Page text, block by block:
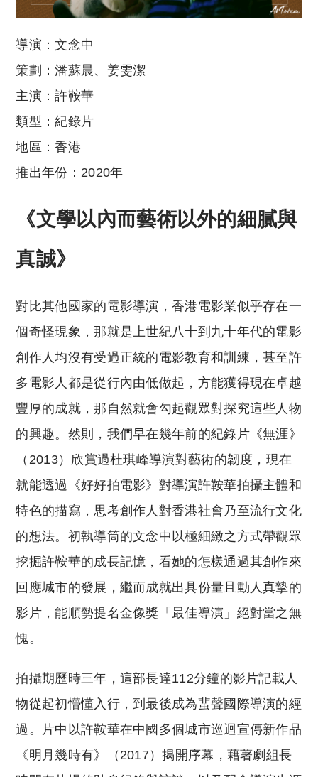
導演：文念中
策劃：潘蘇晨、姜雯潔
主演：許鞍華
類型：紀錄片
地區：香港
推出年份：2020年
《文學以內而藝術以外的細膩與
真誠》
對比其他國家的電影導演，香港電影業似乎存在一
個奇怪現象，那就是上世紀八十到九十年代的電影
創作人均沒有受過正統的電影教育和訓練，甚至許
多電影人都是從行內由低做起，方能獲得現在卓越
豐厚的成就，那自然就會勾起觀眾對探究這些人物
的興趣。然則，我們早在幾年前的紀錄片《無涯》
（2013）欣賞過杜琪峰導演對藝術的韌度，現在
就能透過《好好拍電影》對導演許鞍華拍攝主體和
特色的描寫，思考創作人對香港社會乃至流行文化
的想法。初執導筒的文念中以極細緻之方式帶觀眾
挖掘許鞍華的成長記憶，看她的怎樣通過其創作來
回應城市的發展，繼而成就出具份量且動人真摯的
影片，能順勢提名金像獎「最佳導演」絕對當之無
愧。
拍攝期歷時三年，這部長達112分鐘的影片記載人
物從起初懵懂入行，到最後成為蜚聲國際導演的經
過。片中以許鞍華在中國多個城市巡迴宣傳新作品
《明月幾時有》（2017）揭開序幕，藉著劇組長